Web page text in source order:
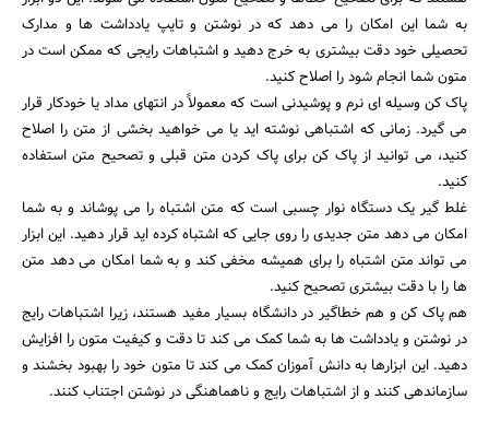
به شما این امکان را می دهد که در نوشتن و تایپ یادداشت ها و مدارک
تحصیلی خود دقت بیشتری به خرج دهید و اشتباهات رایجی که ممکن است در
متون شما انجام شود را اصلاح کنید.
پاک کن وسیله ای نرم و پوشیدنی است که معمولاً در انتهای مداد یا خودکار قرار
می گیرد. زمانی که اشتباهی نوشته اید یا می خواهید بخشی از متن را اصلاح
کنید، می توانید از پاک کن برای پاک کردن متن قبلی و تصحیح متن استفاده
کنید.
غلط گیر یک دستگاه نوار چسبی است که متن اشتباه را می پوشاند و به شما
امکان می دهد متن جدیدی را روی جایی که اشتباه کرده اید قرار دهید. این ابزار
می تواند متن اشتباه را برای همیشه مخفی کند و به شما امکان می دهد متن
ها را با دقت بیشتری تصحیح کنید.
هم پاک کن و هم خطاگیر در دانشگاه بسیار مفید هستند، زیرا اشتباهات رایج
در نوشتن و یادداشت ها به شما کمک می کند تا دقت و کیفیت متون را افزایش
دهید. این ابزارها به دانش آموزان کمک می کند تا متون خود را بهبود بخشند و
سازماندهی کنند و از اشتباهات رایج و ناهماهنگی در نوشتن اجتناب کنند.